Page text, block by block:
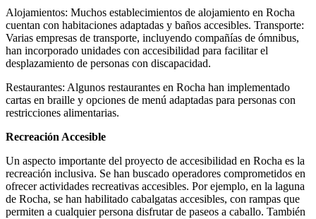
Alojamientos: Muchos establecimientos de alojamiento en Rocha
cuentan con habitaciones adaptadas y baños accesibles. Transporte:
Varias empresas de transporte, incluyendo compañías de ómnibus,
han incorporado unidades con accesibilidad para facilitar el
desplazamiento de personas con discapacidad.
Restaurantes: Algunos restaurantes en Rocha han implementado
cartas en braille y opciones de menú adaptadas para personas con
restricciones alimentarias.
Recreación Accesible
Un aspecto importante del proyecto de accesibilidad en Rocha es la
recreación inclusiva. Se han buscado operadores comprometidos en
ofrecer actividades recreativas accesibles. Por ejemplo, en la laguna
de Rocha, se han habilitado cabalgatas accesibles, con rampas que
permiten a cualquier persona disfrutar de paseos a caballo. También